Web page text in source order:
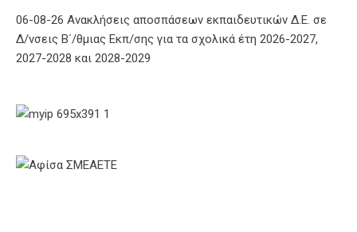
06-08-26 Ανακλήσεις αποσπάσεων εκπαιδευτικών Δ.Ε. σε
Δ/νσεις Β΄/θμιας Εκπ/σης για τα σχολικά έτη 2026-2027,
2027-2028 και 2028-2029